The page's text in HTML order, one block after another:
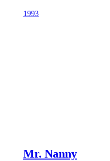
1993
Mr. Nanny